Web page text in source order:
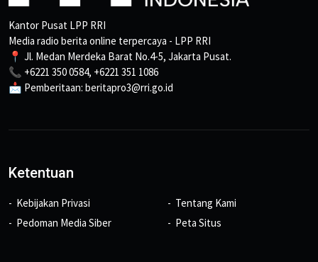
Kantor Pusat LPP RRI
Media radio berita online terpercaya - LPP RRI
📍 Jl. Medan Merdeka Barat No.4-5, Jakarta Pusat.
📞 +6221 350 0584, +6221 351 1086
📩 Pemberitaan: beritapro3@rri.go.id
Ketentuan
Kebijakan Privasi
Pedoman Media Siber
Tentang Kami
Peta Situs